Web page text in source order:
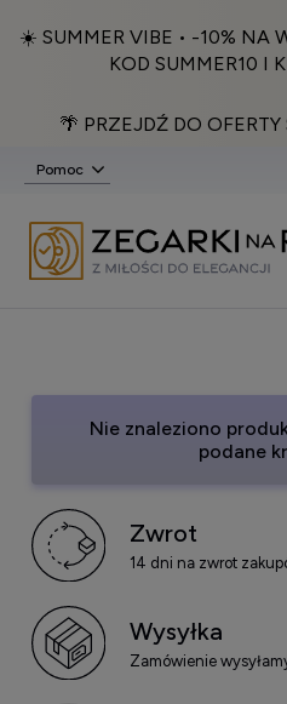
☀️ SUMMER VIBE • -10% NA
KOD SUMMER10 I
🌴 PRZEJDŹ DO
Pomoc
Nie znaleziono
podane
Zwrot
14 dni na zwrot
Wysyłka
Zamówienie